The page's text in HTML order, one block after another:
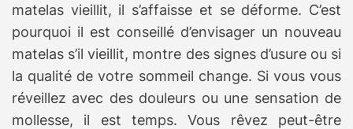
matelas vieillit, il s’affaisse et se déforme. C’est
pourquoi il est conseillé d’envisager un nouveau
matelas s’il vieillit, montre des signes d’usure ou si
la qualité de votre sommeil change. Si vous vous
réveillez avec des douleurs ou une sensation de
mollesse, il est temps. Vous rêvez peut-être